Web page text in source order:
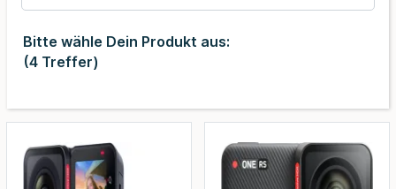
Bitte wähle Dein Produkt aus:
(4 Treffer)